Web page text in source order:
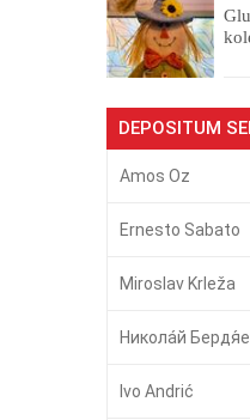
DEPOSITUM
Amos Oz
Ernesto Sabato
Miroslav Krleža
Никола́й
Ivo Andrić